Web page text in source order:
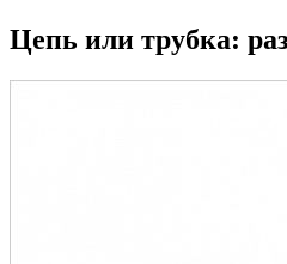
Цепь или трубка: